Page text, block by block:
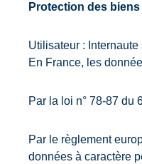
Protection des
Utilisateur :
En France, les
Par la loi n° 78-87 du
Par le règlement
données à caractère